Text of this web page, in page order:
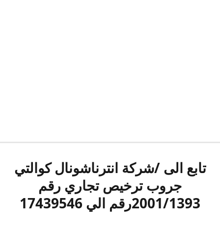
تابع الى /شركة انترناشونال كوالتي
جروب ترخيص تجاري رقم
2001/1393رقم الي 17439546